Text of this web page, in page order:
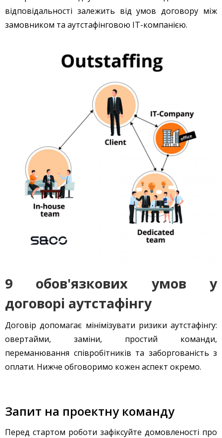
відповідальності залежить від умов договору між
замовником та аутстафінговою IT-компанією.
9 обов'язкових умов у
договорі аутстафінгу
Договір допомагає мінімізувати ризики аутстафінгу:
овертайми, заміни, простий команди,
переманювання співробітників та заборгованість з
оплати. Нижче обговоримо кожен аспект окремо.
Запит на проектну команду
Перед стартом роботи зафіксуйте домовленості про